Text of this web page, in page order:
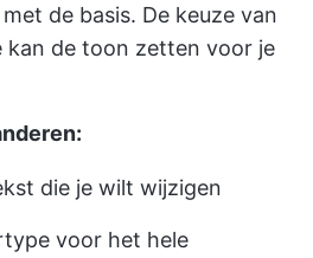
de basis. De keuze van
de toon zetten voor je
die je wilt wijzigen
voor het hele